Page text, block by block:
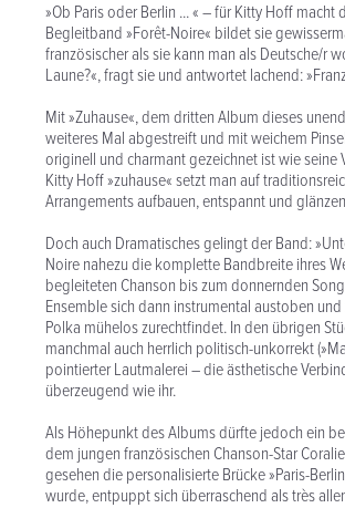
»Ob Paris oder Berlin ... « – für Kitty Hoff
Begleitband »Forêt-Noire« bildet sie
französischer als sie kann man als Deutsche/r
Laune?«, fragt sie und antwortet lachend:
Mit »Zuhause«, dem dritten Album dieses
weiteres Mal abgestreift und mit weichem
originell und charmant gezeichnet ist wie seine
Kitty Hoff »zuhause« setzt man auf
Arrangements aufbauen, entspannt und
Doch auch Dramatisches gelingt der Band:
Noire nahezu die komplette Bandbreite ihres
begleiteten Chanson bis zum donnernden
Ensemble sich dann instrumental austoben
Polka mühelos zurechtfindet. In den übrigen
manchmal auch herrlich politisch-unkorrekt
pointierter Lautmalerei – die ästhetische
überzeugend wie ihr.
Als Höhepunkt des Albums dürfte jedoch ein
dem jungen französischen Chanson-Star
gesehen die personalisierte Brücke »Paris-
wurde, entpuppt sich überraschend als très